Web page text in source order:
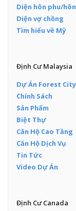
Diện hôn phu/
Diện vợ chồng
Tìm hiểu về Mỹ
Định Cư Malaysia
Dự Án Forest City
Chính Sách
Sản Phẩm
Biệt Thự
Căn Hộ Cao Tầng
Căn Hộ Dịch Vụ
Tin Tức
Video Dự Án
Định Cư Canada